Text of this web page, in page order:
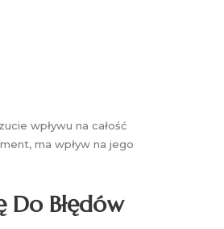
wpływu na całość
ma wpływ na jego
Do Błędów